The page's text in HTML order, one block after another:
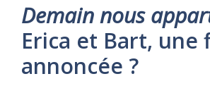
Demain nous
Erica et Bart, une
annoncée ?